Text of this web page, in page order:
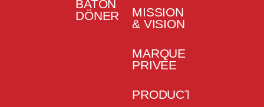
BATON
DÖNER
MISSION
& VISION
MARQUE
PRIVÉE
PRODUCTION